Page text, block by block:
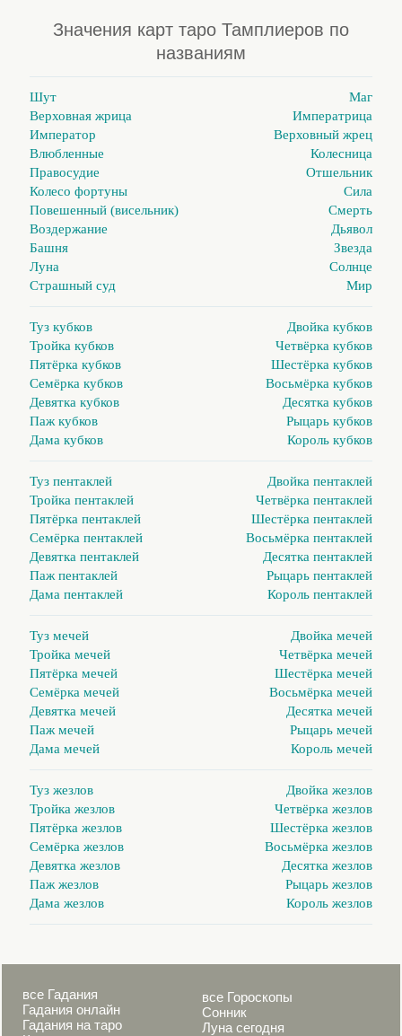
Значения карт таро Тамплиеров по
названиям
Шут
Маг
Верховная жрица
Императрица
Император
Верховный жрец
Влюбленные
Колесница
Правосудие
Отшельник
Колесо фортуны
Сила
Повешенный (висельник)
Смерть
Воздержание
Дьявол
Башня
Звезда
Луна
Солнце
Страшный суд
Мир
Туз кубков
Двойка кубков
Тройка кубков
Четвёрка кубков
Пятёрка кубков
Шестёрка кубков
Семёрка кубков
Восьмёрка кубков
Девятка кубков
Десятка кубков
Паж кубков
Рыцарь кубков
Дама кубков
Король кубков
Туз пентаклей
Двойка пентаклей
Тройка пентаклей
Четвёрка пентаклей
Пятёрка пентаклей
Шестёрка пентаклей
Семёрка пентаклей
Восьмёрка пентаклей
Девятка пентаклей
Десятка пентаклей
Паж пентаклей
Рыцарь пентаклей
Дама пентаклей
Король пентаклей
Туз мечей
Двойка мечей
Тройка мечей
Четвёрка мечей
Пятёрка мечей
Шестёрка мечей
Семёрка мечей
Восьмёрка мечей
Девятка мечей
Десятка мечей
Паж мечей
Рыцарь мечей
Дама мечей
Король мечей
Туз жезлов
Двойка жезлов
Тройка жезлов
Четвёрка жезлов
Пятёрка жезлов
Шестёрка жезлов
Семёрка жезлов
Восьмёрка жезлов
Девятка жезлов
Десятка жезлов
Паж жезлов
Рыцарь жезлов
Дама жезлов
Король жезлов
все Гадания
Гадания онлайн
Гадания на таро
все Гороскопы
Сонник
Луна сегодня